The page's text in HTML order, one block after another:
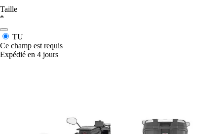
Taille
*
TU
Ce champ est requis
Expédié en 4 jours